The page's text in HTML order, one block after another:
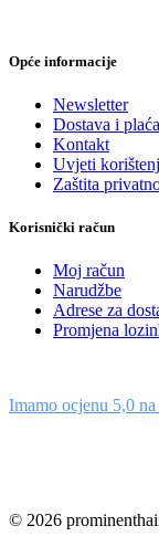
Opće informacije
Newsletter
Dostava i
Kontakt
Uvjeti
Zaštita
Korisnički račun
Moj račun
Narudžbe
Adrese za
Promjena
Imamo ocjenu 5,0
© 2026